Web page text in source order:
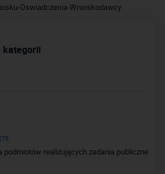
Oswiadczenia-Wnioskodawcy
kategorii
podmiotów realizujących zadania publiczne